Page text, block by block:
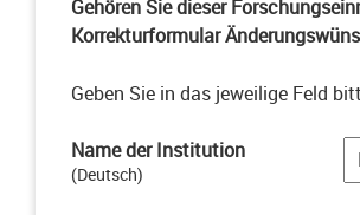
Gehören Sie dieser
Korrekturformular
Geben Sie in das jeweilige Feld
Name der Institution
(Deutsch)